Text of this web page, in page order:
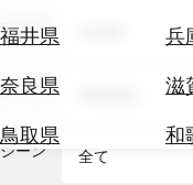
福井県
兵
奈良県
滋
鳥取県
和
券
テ
を
エリア
テーマ
シーン 全て